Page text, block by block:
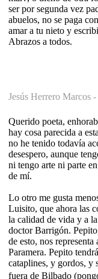
ser por segunda vez
abuelos, no se paga
amar a tu nieto y
Abrazos a todos.
Jesús Herrero Marcos -
Querido poeta,
hay cosa parecida a
no he tenido todavía
desespero, aunque
ni tengo arte ni parte
de mí.
Lo otro me gusta
Luisito, que ahora las
la calidad de vida y a
doctor Barrigón.
de esto, nos
Paramera. Pepito
cataplines, y gordos, y
fuera de Bilbado